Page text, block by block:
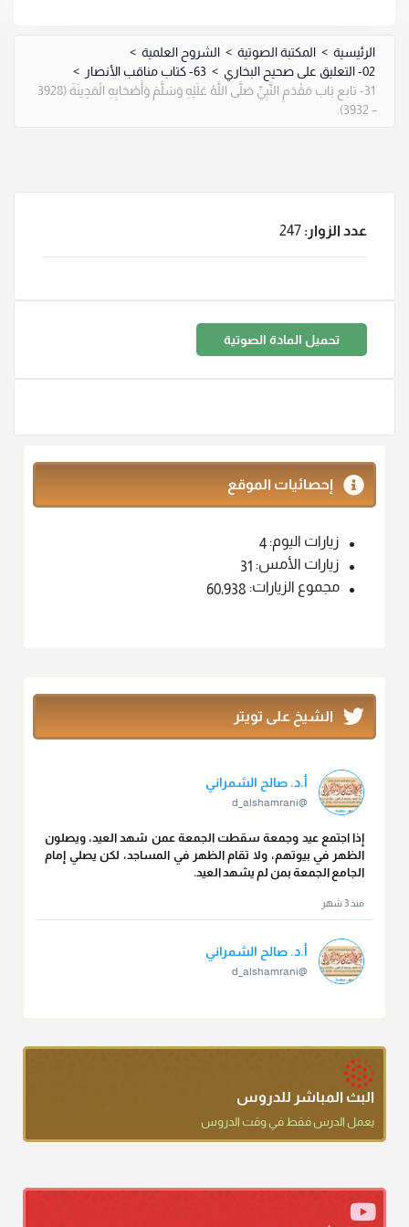
الرئيسية > المكتبة الصوتية > الشروح العلمية >
02- التعليق على صحيح البخاري
> 63- كتاب مناقب الأنصار
>
31- تابع بَاب مَقْدَمِ النَّبِيِّ صَلَّى اللَّهُ عَلَيْهِ وَسَلَّمَ وَأَصْحَابِهِ الْمَدِينَةَ (3928
– 3932).
عدد الزوار: 247
تحميل المادة الصوتية
إحصائيات الموقع
زيارات اليوم: 4
زيارات الأمس: 31
مجموع الزيارات: 60٬938
الشيخ على تويتر
أ.د. صالح الشمراني
@d_alshamrani
إذا اجتمع عيد وجمعة سقطت الجمعة عمن شهد العيد، ويصلون
الظهر في بيوتهم، ولا تقام الظهر في المساجد، لكن يصلي إمام
الجامع الجمعة بمن لم يشهد العيد.
منذ 3 شهر
أ.د. صالح الشمراني
@d_alshamrani
كنت أظن أن الله بقي يخلق مثلك.
دعاء ختم القرآن في الصلاة أقرب إلى البدعة
البث المباشر للدروس
يعمل الدرس فقط في وقت الدروس